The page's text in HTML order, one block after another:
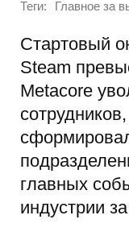
Теги: Главное за
Стартовый
Steam
Metacore
главных
индустрии